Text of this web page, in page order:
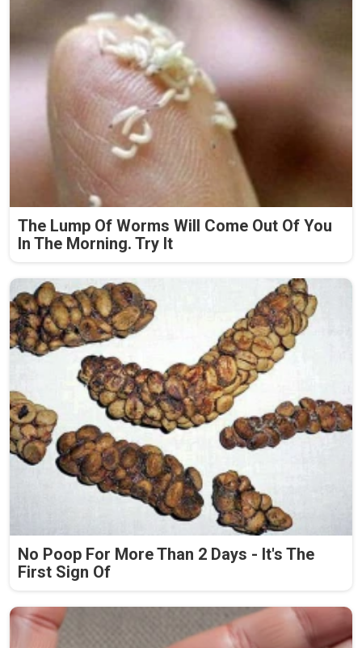
The Lump Of Worms Will Come Out Of You
In The Morning. Try It
No Poop For More Than 2 Days - It's The
First Sign Of